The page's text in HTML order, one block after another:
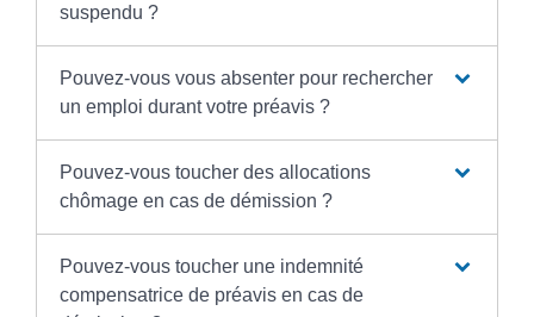
suspendu ?
Pouvez-vous vous absenter pour rechercher
un emploi durant votre préavis ?
Pouvez-vous toucher des allocations
chômage en cas de démission ?
Pouvez-vous toucher une indemnité
compensatrice de préavis en cas de